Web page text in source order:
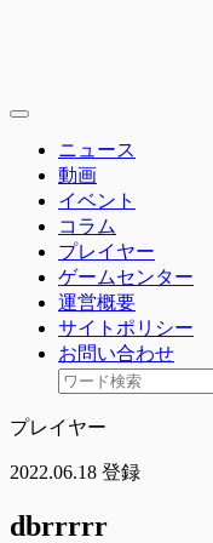
toggle
ニュース
動画
イベント
コラム
プレイヤー
ゲームセンター
運営概要
サイトポリシー
お問い合わせ
プレイヤー
2022.06.18 登録
dbrrrrr